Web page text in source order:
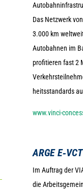
Das Netz­werk
3.000 km
Auto­bah­nen im
pro­fi­tie­ren fast 2
heits­stan­dards
www.vinci-
ARGE
Im Auf­trag der
die